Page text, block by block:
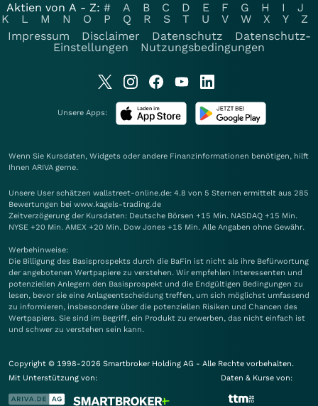
Aktien von A - Z: # A B C D E F G H I
J
K
L M N O P Q R S T U V W X Y
Z
Impressum
Disclaimer Datenschutz
Datenschutz-
Einstellungen
Nutzungsbedingungen
Unsere Apps:
Wenn Sie Kursdaten, Widgets oder andere Finanzinformationen benötigen, hilft
Ihnen ARIVA gerne.
Unsere User schätzen wallstreet-online.de: 4.8 von 5 Sternen ermittelt aus 285
Bewertungen bei www.kagels-trading.de
Zeitverzögerung der Kursdaten: Deutsche Börsen +15 Min. NASDAQ +15 Min.
NYSE +20 Min. AMEX +20 Min. Dow Jones +15 Min. Alle Angaben ohne Gewähr.
Werbehinweise:
Die Billigung des Basisprospekts durch die BaFin ist nicht als ihre Befürwortung
der angebotenen Wertpapiere zu verstehen. Wir empfehlen Interessenten und
potenziellen Anlegern den Basisprospekt und die Endgültigen Bedingungen zu
lesen, bevor sie eine Anlageentscheidung treffen, um sich möglichst umfassend
zu informieren, insbesondere über die potenziellen Risiken und Chancen des
Wertpapiers. Sie sind im Begriff, ein Produkt zu erwerben, das nicht einfach ist
und schwer zu verstehen sein kann.
Copyright © 1998-2026 Smartbroker Holding AG - Alle Rechte vorbehalten.
Mit Unterstützung von:
Daten & Kurse von: